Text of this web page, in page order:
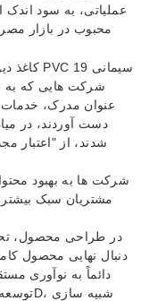
عملیاتی، به سود
محبوب در بازار
شرکت هایی که به
عنوان مدرک، خدمات
دست آوردند، در
شدند، از "اعتبار
شرکت ها به بهبود
مشتریان سبک بیشتر،
در طراحی محصول،
دنبال نهایی محصول
دائماً به نوآوری